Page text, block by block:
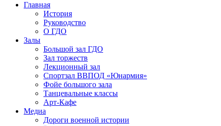
Главная
История
Руководство
О ГДО
Залы
Большой зал ГДО
Зал торжеств
Лекционный зал
Cпортзал ВВПОД «Юнармия»
Фойе большого зала
Танцевальные классы
Арт-Кафе
Медиа
Дороги военной истории